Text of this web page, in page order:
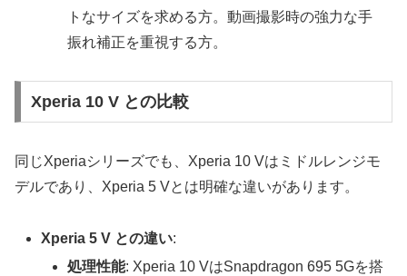
トなサイズを求める方。動画撮影時の強力な手
振れ補正を重視する方。
Xperia 10 V との比較
同じXperiaシリーズでも、Xperia 10 Vはミドルレンジモ
デルであり、Xperia 5 Vとは明確な違いがあります。
Xperia 5 V との違い:
処理性能: Xperia 10 VはSnapdragon 695 5Gを搭